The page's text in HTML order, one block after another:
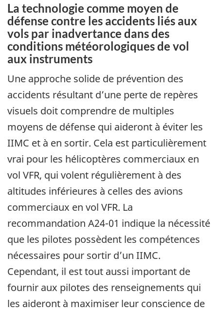
La technologie comme moyen de
défense contre les accidents liés aux
vols par inadvertance dans des
conditions météorologiques de vol
aux instruments
Une approche solide de prévention des
accidents résultant d’une perte de repères
visuels doit comprendre de multiples
moyens de défense qui aideront à éviter les
IIMC et à en sortir. Cela est particulièrement
vrai pour les hélicoptères commerciaux en
vol VFR, qui volent régulièrement à des
altitudes inférieures à celles des avions
commerciaux en vol VFR. La
recommandation A24-01 indique la nécessité
que les pilotes possèdent les compétences
nécessaires pour sortir d’un IIMC.
Cependant, il est tout aussi important de
fournir aux pilotes des renseignements qui
les aideront à maximiser leur conscience de